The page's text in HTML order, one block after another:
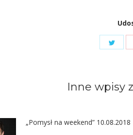
Inne wpisy
„Pomysł na weekend” 10.08.2018